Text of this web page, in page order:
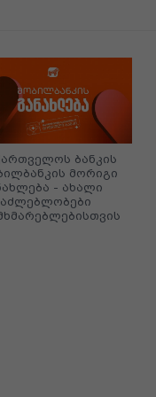
ბანკის
მორიგი
- ახალი